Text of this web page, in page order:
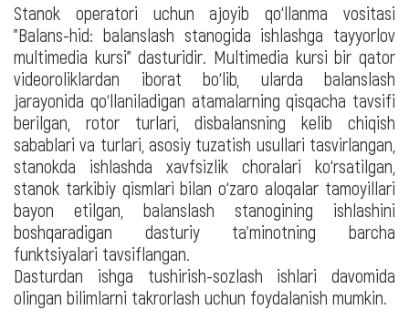
Stanok operatori uchun ajoyib qo‘llanma vositasi
"Balans-hid: balanslash stanogida ishlashga tayyorlov
multimedia kursi" dasturidir. Multimedia kursi bir qator
videoroliklardan iborat bo‘lib, ularda balanslash
jarayonida qo‘llaniladigan atamalarning qisqacha tavsifi
berilgan, rotor turlari, disbalansning kelib chiqish
sabablari va turlari, asosiy tuzatish usullari tasvirlangan,
stanokda ishlashda xavfsizlik choralari ko‘rsatilgan,
stanok tarkibiy qismlari bilan o‘zaro aloqalar tamoyillari
bayon etilgan, balanslash stanogining ishlashini
boshqaradigan dasturiy ta'minotning barcha
funktsiyalari tavsiflangan.
Dasturdan ishga tushirish-sozlash ishlari davomida
olingan bilimlarni takrorlash uchun foydalanish mumkin.